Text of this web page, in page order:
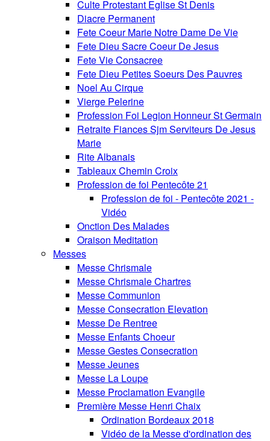
Culte Protestant Eglise St Denis
Diacre Permanent
Fete Coeur Marie Notre Dame De Vie
Fete Dieu Sacre Coeur De Jesus
Fete Vie Consacree
Fete Dieu Petites Soeurs Des Pauvres
Noel Au Cirque
Vierge Pelerine
Profession Foi Legion Honneur St Germain
Retraite Fiances Sjm Serviteurs De Jesus
Marie
Rite Albanais
Tableaux Chemin Croix
Profession de foi Pentecôte 21
Profession de foi - Pentecôte 2021 -
Vidéo
Onction Des Malades
Oraison Meditation
Messes
Messe Chrismale
Messe Chrismale Chartres
Messe Communion
Messe Consecration Elevation
Messe De Rentree
Messe Enfants Choeur
Messe Gestes Consecration
Messe Jeunes
Messe La Loupe
Messe Proclamation Evangile
Première Messe Henri Chaix
Ordination Bordeaux 2018
Vidéo de la Messe d'ordination des